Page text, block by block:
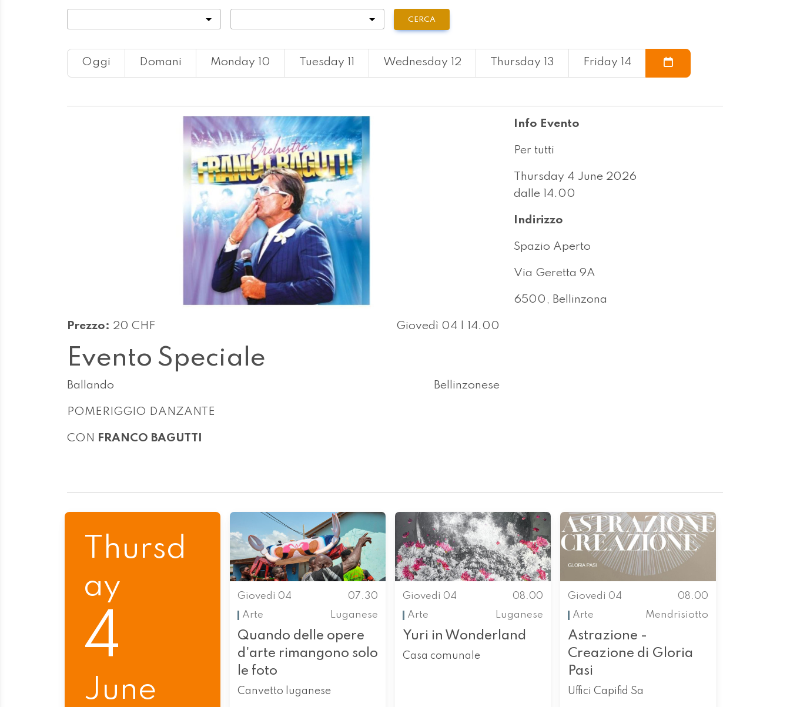
CERCA
Oggi Domani Monday 10 Tuesday 11 Wednesday 12 Thursday 13 Friday 14
Prezzo: 20 CHF Giovedì 04 | 14.00
Evento Speciale
Ballando Bellinzonese
POMERIGGIO DANZANTE
CON FRANCO BAGUTTI
Info Evento
Per tutti
Thursday 4 June 2026
dalle 14.00
Indirizzo
Spazio Aperto
Via Geretta 9A
6500, Bellinzona
Thursd
ay
4
June
Giovedì 04
07.30
Arte
Luganese
Quando delle opere
d'arte rimangono solo
le foto
Canvetto luganese
Giovedì 04
08.00
Arte
Luganese
Yuri in Wonderland
Casa comunale
Giovedì 04
08.00
Arte
Mendrisiotto
Astrazione -
Creazione di Gloria
Pasi
Uffici Capifid Sa